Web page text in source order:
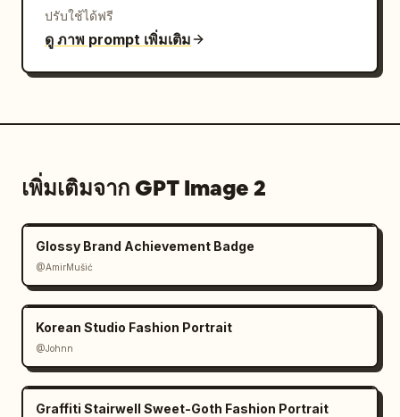
แบรนด์ระดับพรีเมียม, เลย์เอาต์กรณีศึกษาของเอเจนซี่ที่
สะอาดตา
ข้อจำกัด: รักษาหมายเลขส่วนที่แสดงไว้ให้ถูกต้อง รวมถึง
ไว้ข้างต้นเท่านั้น ห้ามเพิ่มแผงพิเศษ ไอคอนพิเศษ สินค้า
ปรับใช้ได้ฟรี
ดู ภาพ prompt เพิ่มเติม
เพิ่มเติมจาก GPT Image 2
Glossy Brand Achievement Badge
@AmirMušić
Korean Studio Fashion Portrait
@Johnn
Graffiti Stairwell Sweet-Goth Fashion Portrait